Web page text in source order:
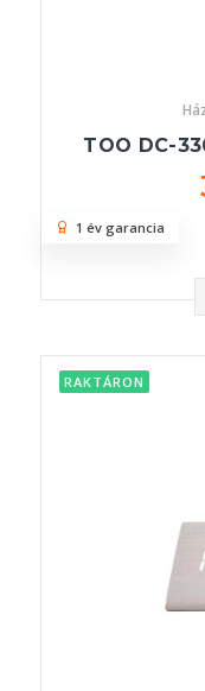
TOO DC-
1 év garancia
RAKTÁRON